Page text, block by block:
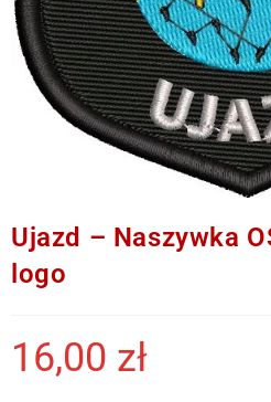
Ujazd – Naszywka
logo
16,00 zł